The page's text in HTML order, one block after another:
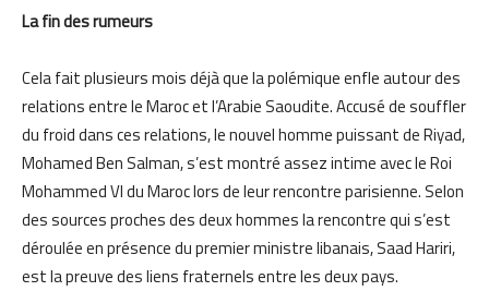
La fin des rumeurs
Cela fait plusieurs mois déjà que la polémique enfle autour des
relations entre le Maroc et l’Arabie Saoudite. Accusé de souffler
du froid dans ces relations, le nouvel homme puissant de Riyad,
Mohamed Ben Salman, s’est montré assez intime avec le Roi
Mohammed VI du Maroc lors de leur rencontre parisienne. Selon
des sources proches des deux hommes la rencontre qui s’est
déroulée en présence du premier ministre libanais, Saad Hariri,
est la preuve des liens fraternels entre les deux pays.